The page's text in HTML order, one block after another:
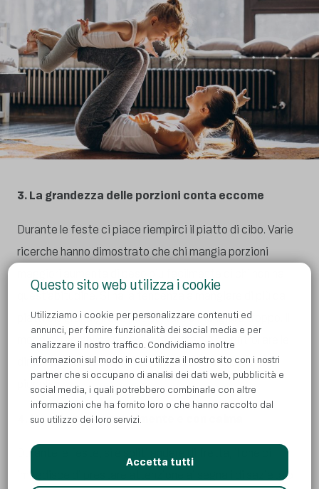
Questo sito web utilizza i cookie
Utilizziamo i cookie per personalizzare contenuti ed
annunci, per fornire funzionalità dei social media e per
analizzare il nostro traffico. Condividiamo inoltre
informazioni sul modo in cui utilizza il nostro sito con i nostri
partner che si occupano di analisi dei dati web, pubblicità e
social media, i quali potrebbero combinarle con altre
informazioni che ha fornito loro o che hanno raccolto dal
suo utilizzo dei loro servizi.
Accetta tutti
3. La grandezza delle porzioni conta eccome
Durante le feste ci piace riempirci il piatto di cibo. Varie
ricerche hanno dimostrato che chi mangia porzioni
quest’abitudine. Si ha la tendenza a mangiare di più da
piatti più grandi, il che può portare a mangiare troppo. Il
modo più semplice per evitare tutto ciò è controllare le
dimensioni delle porzioni, oppure utilizzare piatti più
piccoli.
4. Mangia consapevolmente e con calma
Durante le feste, si è soliti andare di fretta, il che ci
impedisce di prestare attenzione ai segnali di sazietà o